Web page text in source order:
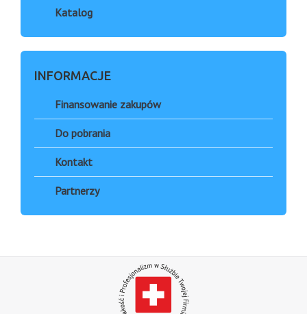
Katalog
INFORMACJE
Finansowanie zakupów
Do pobrania
Kontakt
Partnerzy